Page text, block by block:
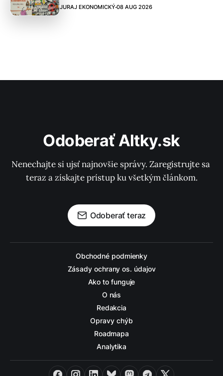
JURAJ EKONOMICKÝ 08 AUG 2026
Odoberať Altky.sk
Nenechajte si ujsť najnovšie správy. Zaregistrujte sa
teraz a získajte prístup ku všetkým článkom.
Odoberať teraz
Obchodné podmienky
Zásady ochrany os. údajov
Ako to funguje
O nás
Redakcia
Opravy chýb
Roadmapa
Analytika